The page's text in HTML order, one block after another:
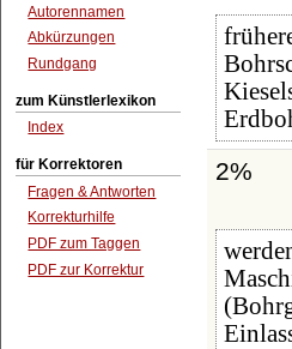
Autorennamen
Abkürzungen
Rundgang
zum Künstlerlexikon
Index
für Korrektoren
Fragen & Antworten
Korrekturhilfe
PDF zum Taggen
PDF zur Korrektur
2%